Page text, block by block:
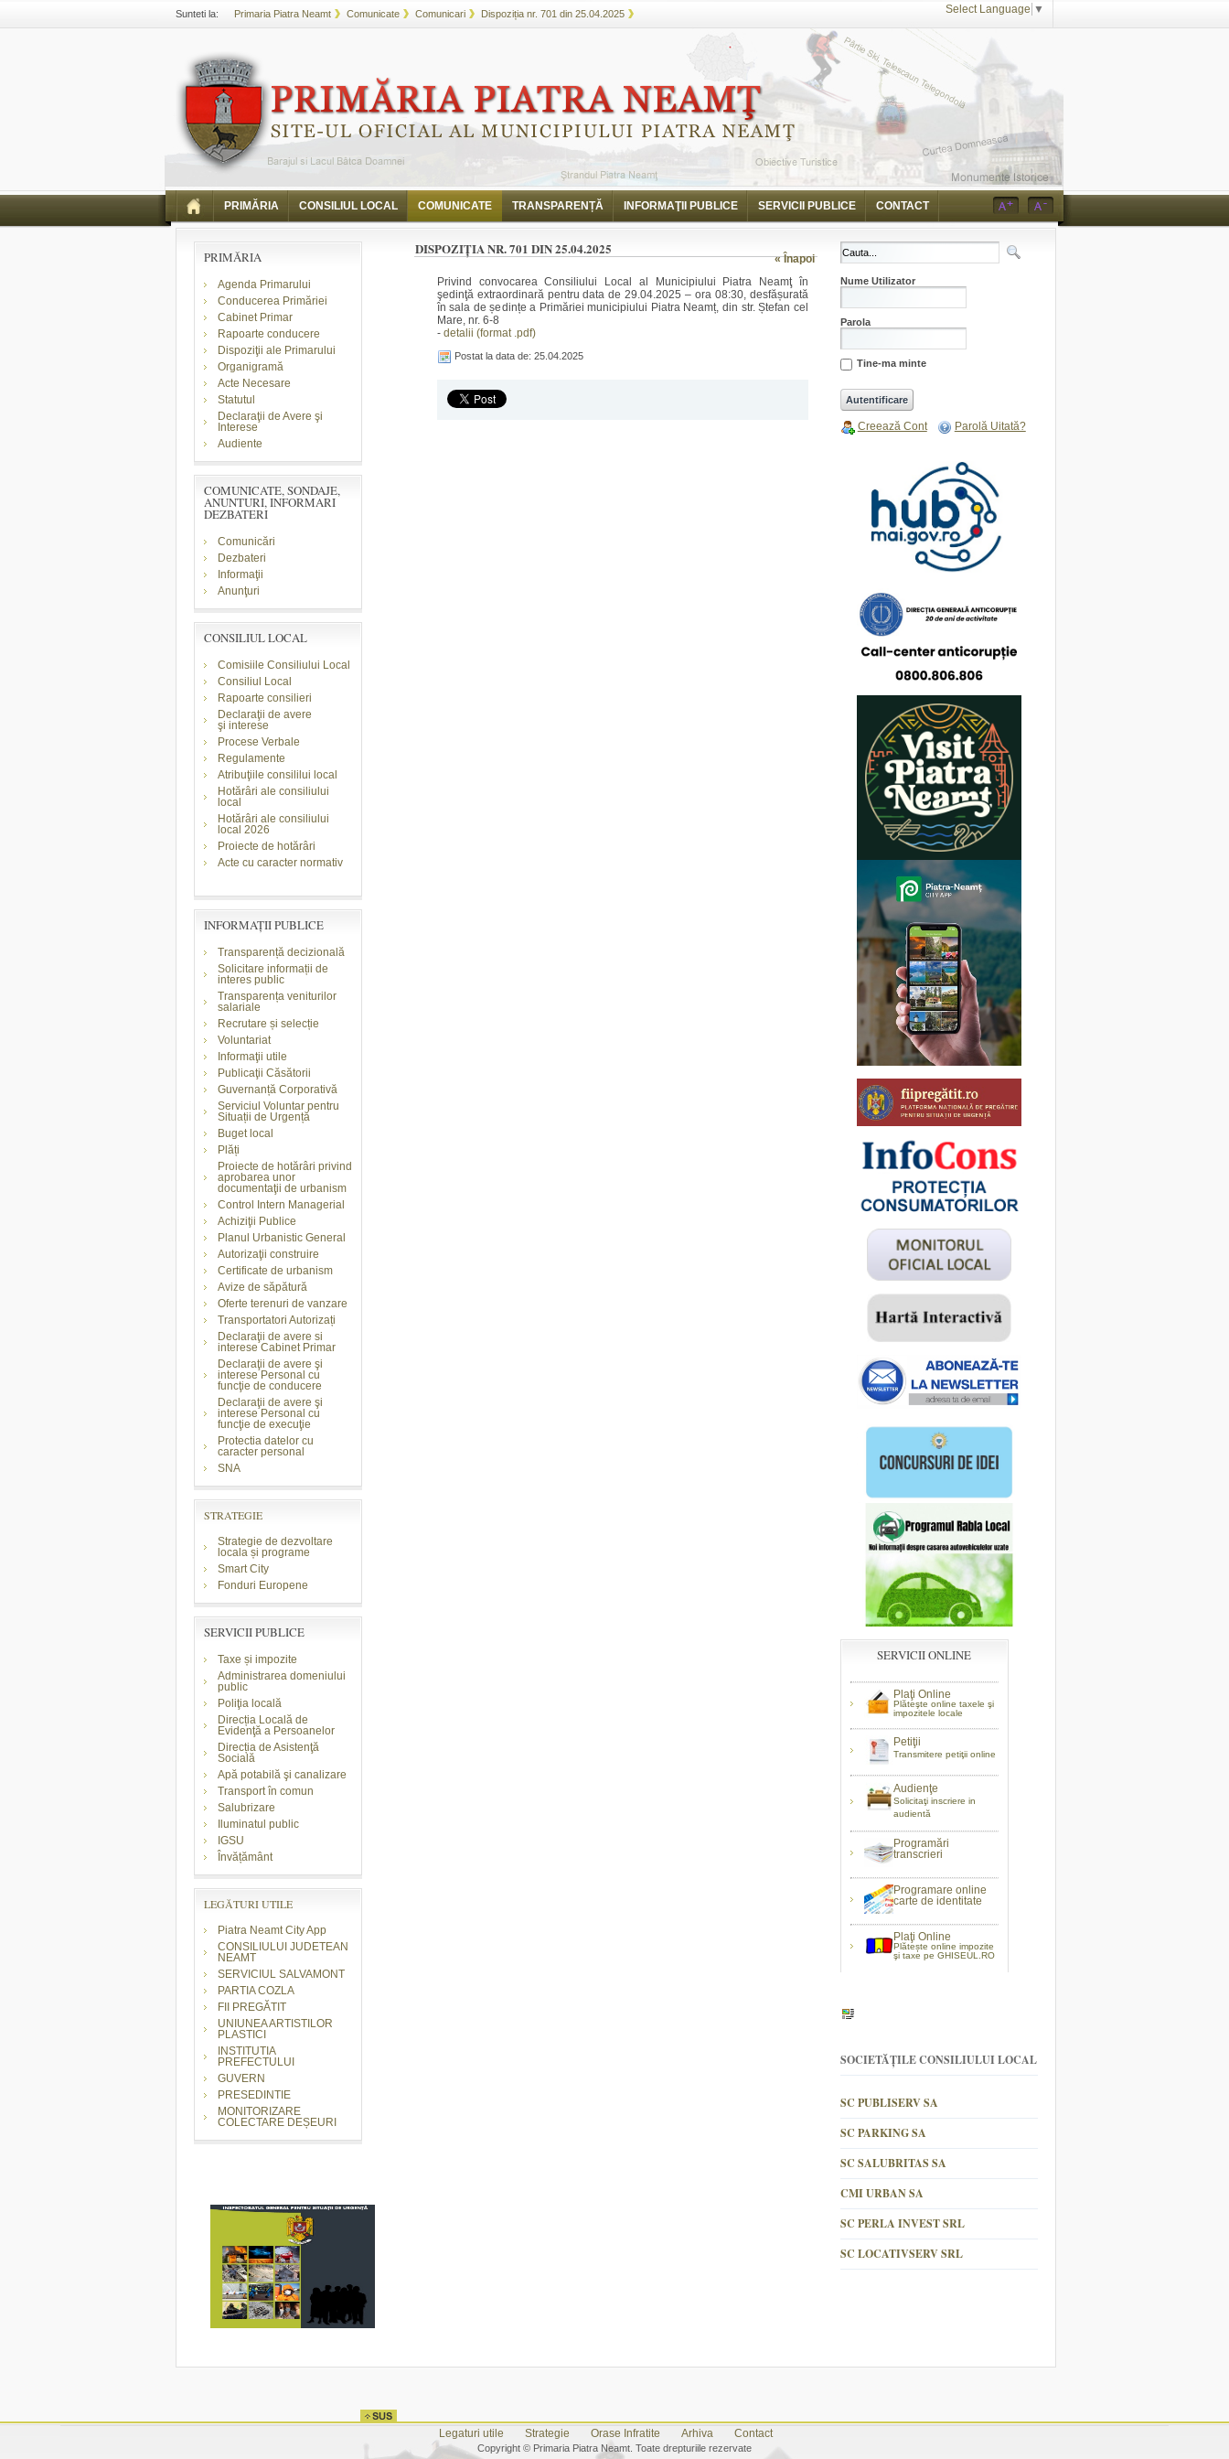
Sunteti la: Primaria Piatra Neamt Comunicate Comunicari Dispoziția nr. 701 din 25.04.2025 Select Language ▼
PRIMĂRIA CONSILIUL LOCAL COMUNICATE TRANSPARENȚĂ INFORMAŢII PUBLICE SERVICII PUBLICE CONTACT
PRIMĂRIA
Agenda Primarului
Conducerea Primăriei
Cabinet Primar
Rapoarte conducere
Dispoziţii ale Primarului
Organigramă
Acte Necesare
Statutul
Declaraţii de Avere şi
Interese
Audiente
COMUNICATE, SONDAJE,
ANUNTURI, INFORMARI
DEZBATERI
Comunicări
Dezbateri
Informaţii
Anunţuri
CONSILIUL LOCAL
Comisiile Consiliului Local
Consiliul Local
Rapoarte consilieri
Declaraţii de avere
şi interese
Procese Verbale
Regulamente
Atribuţiile consililui local
Hotărâri ale consiliului
local
Hotărâri ale consiliului
local 2026
Proiecte de hotărâri
Acte cu caracter normativ
INFORMAŢII PUBLICE
Transparență decizională
Solicitare informații de
interes public
Transparența veniturilor
salariale
Recrutare și selecție
Voluntariat
Informaţii utile
Publicaţii Căsătorii
Guvernanță Corporativă
Serviciul Voluntar pentru
Situații de Urgență
Buget local
Plăți
Proiecte de hotărâri privind
aprobarea unor
documentaţii de urbanism
Control Intern Managerial
Achiziţii Publice
Planul Urbanistic General
Autorizaţii construire
Certificate de urbanism
Avize de săpătură
Oferte terenuri de vanzare
Transportatori Autorizați
Declaraţii de avere si
interese Cabinet Primar
Declaraţii de avere şi
interese Personal cu
funcţie de conducere
Declaraţii de avere şi
interese Personal cu
funcţie de execuţie
Protectia datelor cu
caracter personal
SNA
STRATEGIE
Strategie de dezvoltare
locala și programe
Smart City
Fonduri Europene
SERVICII PUBLICE
Taxe și impozite
Administrarea domeniului
public
Poliţia locală
Direcția Locală de
Evidenţă a Persoanelor
Direcția de Asistenţă
Socială
Apă potabilă şi canalizare
Transport în comun
Salubrizare
Iluminatul public
IGSU
Învățământ
LEGĂTURI UTILE
Piatra Neamt City App
CONSILIULUI JUDETEAN
NEAMT
SERVICIUL SALVAMONT
PARTIA COZLA
FII PREGĂTIT
UNIUNEA ARTISTILOR
PLASTICI
INSTITUTIA
PREFECTULUI
GUVERN
PRESEDINTIE
MONITORIZARE
COLECTARE DEȘEURI
« Înapoi
DISPOZIȚIA NR. 701 DIN 25.04.2025
Privind convocarea Consiliului Local al Municipiului Piatra Neamţ în
şedinţă extraordinară pentru data de 29.04.2025 – ora 08:30, desfășurată
în sala de ședințe a Primăriei municipiului Piatra Neamț, din str. Ștefan cel
Mare, nr. 6-8
- detalii (format .pdf)
Postat la data de: 25.04.2025
Nume Utilizator
Parola
Tine-ma minte
Creează Cont Parolă Uitată?
SERVICII ONLINE
Plaţi Online
Plăteşte online taxele şi
impozitele locale
Petiţii
Transmitere petiţii online
Audienţe
Solicitaţi inscriere in
audientă
Programări
transcrieri
Programare online
carte de identitate
Plaţi Online
Plătește online impozite
şi taxe pe GHISEUL.RO
SOCIETĂȚILE CONSILIULUI LOCAL
SC PUBLISERV SA
SC PARKING SA
SC SALUBRITAS SA
CMI URBAN SA
SC PERLA INVEST SRL
SC LOCATIVSERV SRL
Legaturi utile Strategie Orase Infratite Arhiva Contact
Copyright © Primaria Piatra Neamt. Toate drepturiile rezervate